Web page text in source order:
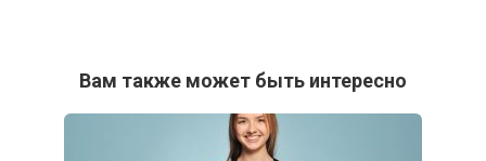
Вам также может быть интересно